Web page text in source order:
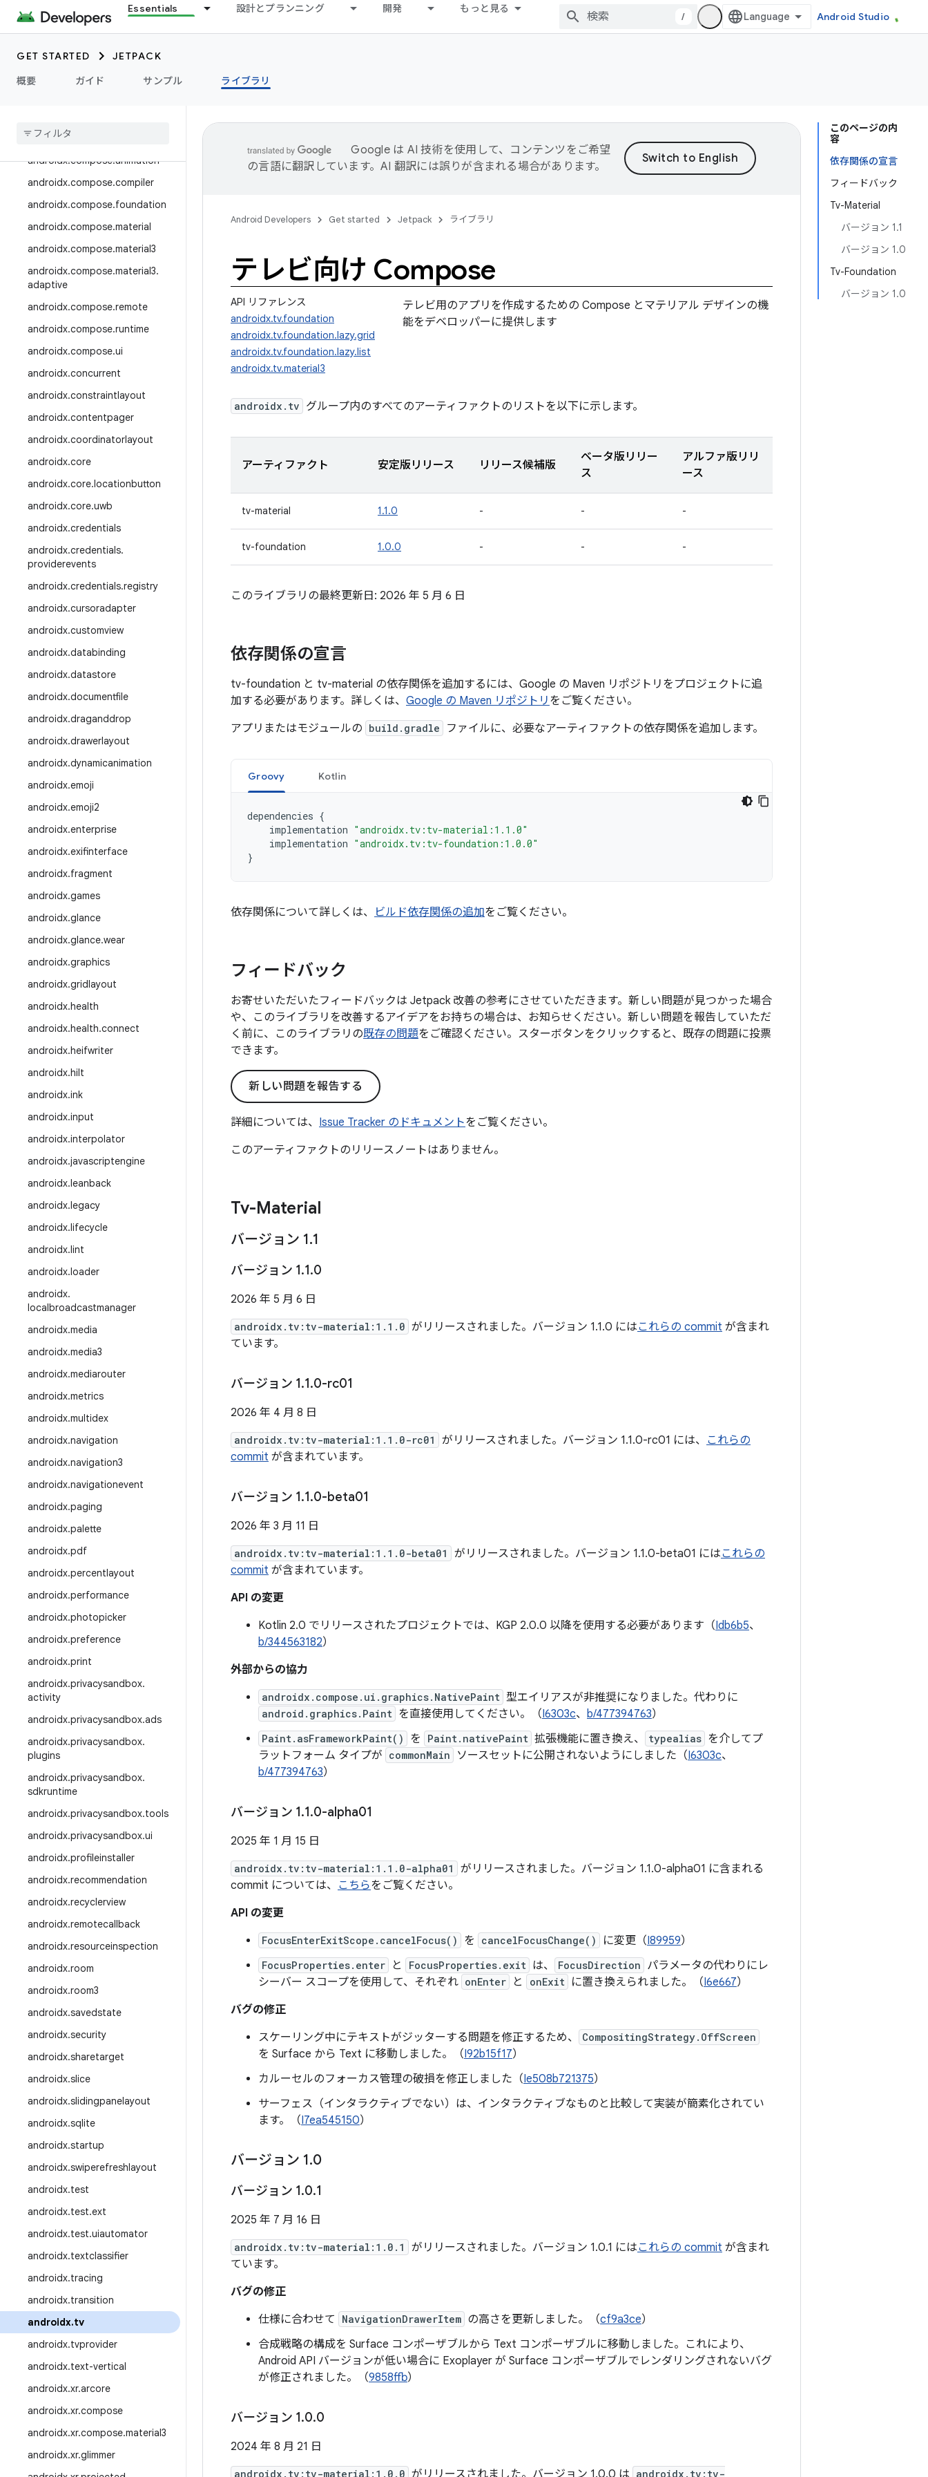
Essentials 設計とプランニング 開発 もっと見る
/ Android Studio
GET STARTED
JETPACK
概要
ガイド サンプル ライブラリ
androidx.camera.media3
androidx.camera.viewfinder
androidx.car
androidx.
androidx.compose.animation
androidx.compose.compiler
androidx.compose.foundation
androidx.compose.material
androidx.compose.material3
androidx.compose.material3.
adaptive
androidx.compose.remote
androidx.compose.runtime
androidx.compose.ui
androidx.concurrent
androidx.constraintlayout
androidx.contentpager
androidx.coordinatorlayout
androidx.core
androidx.core.locationbutton
androidx.core.uwb
androidx.credentials
androidx.credentials.
providerevents
androidx.credentials.registry
androidx.cursoradapter
androidx.customview
androidx.databinding
androidx.datastore
androidx.documentfile
androidx.draganddrop
androidx.drawerlayout
androidx.dynamicanimation
androidx.emoji
androidx.emoji2
androidx.enterprise
androidx.exifinterface
androidx.fragment
androidx.games
androidx.glance
androidx.glance.wear
androidx.graphics
androidx.gridlayout
androidx.health
androidx.health.connect
androidx.heifwriter
androidx.hilt
androidx.ink
androidx.input
androidx.interpolator
androidx.javascriptengine
androidx.leanback
androidx.legacy
androidx.lifecycle
androidx.lint
androidx.loader
androidx.
localbroadcastmanager
androidx.media
androidx.media3
androidx.mediarouter
androidx.metrics
androidx.multidex
androidx.navigation
androidx.navigation3
androidx.navigationevent
androidx.paging
androidx.palette
androidx.pdf
androidx.percentlayout
androidx.performance
androidx.photopicker
androidx.preference
androidx.print
androidx.privacysandbox.
activity
androidx.privacysandbox.ads
androidx.privacysandbox.
plugins
androidx.privacysandbox.
sdkruntime
androidx.privacysandbox.tools
androidx.privacysandbox.ui
androidx.profileinstaller
androidx.recommendation
androidx.recyclerview
androidx.remotecallback
androidx.resourceinspection
androidx.room
androidx.room3
androidx.savedstate
androidx.security
androidx.sharetarget
androidx.slice
androidx.slidingpanelayout
androidx.sqlite
androidx.startup
androidx.swiperefreshlayout
androidx.test
androidx.test.ext
androidx.test.uiautomator
androidx.textclassifier
androidx.tracing
androidx.transition
androidx.tv
androidx.tvprovider
androidx.text-vertical
androidx.xr.arcore
androidx.xr.compose
androidx.xr.compose.material3
androidx.xr.glimmer
このページの内
容
依存関係の宣言
フィードバック
Tv-Material
バージョン 1.1
バージョン 1.0
Tv-Foundation
バージョン 1.0
Google は AI 技術を使用して、コンテンツをご希望
の言語に翻訳しています。AI 翻訳には誤りが含まれる場合があります。
Android Developers Get started Jetpack ライブラリ
テレビ向け Compose
API リファレンス
androidx.tv.foundation
androidx.tv.foundation.lazy.grid
androidx.tv.foundation.lazy.list
androidx.tv.material3
テレビ用のアプリを作成するための Compose とマテリアル デザインの機
能をデベロッパーに提供します
androidx.tv グループ内のすべてのアーティファクトのリストを以下に示します。
アーティファクト 安定版リリース リリース候補版
ベータ版リリー
ス
アルファ版リリ
ース
tv-material 1.1.0 - - -
tv-foundation 1.0.0 - - -
このライブラリの最終更新日: 2026 年 5 月 6 日
依存関係の宣言
tv-foundation と tv-material の依存関係を追加するには、Google の Maven リポジトリをプロジェクトに追
加する必要があります。詳しくは、 Google の Maven リポジトリ をご覧ください。
アプリまたはモジュールの build.gradle ファイルに、必要なアーティファクトの依存関係を追加します。
Groovy Kotlin
dependencies {
implementation "androidx.tv:tv-material:1.1.0"
implementation "androidx.tv:tv-foundation:1.0.0"
}
依存関係について詳しくは、 ビルド依存関係の追加をご覧ください。
フィードバック
お寄せいただいたフィードバックは Jetpack 改善の参考にさせていただきます。新しい問題が見つかった場合
や、このライブラリを改善するアイデアをお持ちの場合は、お知らせください。新しい問題を報告していただ
く前に、このライブラリの既存の問題をご確認ください。スターボタンをクリックすると、既存の問題に投票
できます。
新しい問題を報告する
詳細については、 Issue Tracker のドキュメントをご覧ください。
このアーティファクトのリリースノートはありません。
Tv-Material
バージョン 1.1
バージョン 1.1.0
2026 年 5 月 6 日
androidx.tv:tv-material:1.1.0 がリリースされました。バージョン 1.1.0 にはこれらの commit が含まれ
ています。
バージョン 1.1.0-rc01
2026 年 4 月 8 日
androidx.tv:tv-material:1.1.0-rc01 がリリースされました。バージョン 1.1.0-rc01 には、 これらの
commit が含まれています。
バージョン 1.1.0-beta01
2026 年 3 月 11 日
androidx.tv:tv-material:1.1.0-beta01 がリリースされました。バージョン 1.1.0-beta01 にはこれらの
commit が含まれています。
API の変更
Kotlin 2.0 でリリースされたプロジェクトでは、KGP 2.0.0 以降を使用する必要があります（Idb6b5、
b/344563182）
外部からの協力
androidx.compose.ui.graphics.NativePaint 型エイリアスが非推奨になりました。代わりに
android.graphics.Paint を直接使用してください。（I6303c、 b/477394763）
Paint.asFrameworkPaint() を Paint.nativePaint 拡張機能に置き換え、 typealias を介してプ
ラットフォーム タイプが commonMain ソースセットに公開されないようにしました（I6303c、
b/477394763）
バージョン 1.1.0-alpha01
2025 年 1 月 15 日
androidx.tv:tv-material:1.1.0-alpha01
がリリースされました。バージョン 1.1.0-alpha01 に含まれる
commit については、 こちらをご覧ください。
API の変更
FocusEnterExitScope.cancelFocus() を cancelFocusChange() に変更（I89959）
FocusProperties.enter と FocusProperties.exit は、 FocusDirection パラメータの代わりにレ
シーバー スコープを使用して、それぞれ onEnter と onExit に置き換えられました。（I6e667）
バグの修正
スケーリング中にテキストがジッターする問題を修正するため、
CompositingStrategy.OffScreen
を Surface から Text に移動しました。（I92b15f17）
カルーセルのフォーカス管理の破損を修正しました（Ie508b721375）
サーフェス（インタラクティブでない）は、インタラクティブなものと比較して実装が簡素化されてい
ます。（I7ea545150）
バージョン 1.0
バージョン 1.0.1
2025 年 7 月 16 日
androidx.tv:tv-material:1.0.1 がリリースされました。バージョン 1.0.1 にはこれらの commit が含まれ
ています。
バグの修正
仕様に合わせて
NavigationDrawerItem の高さを更新しました。（cf9a3ce）
合成戦略の構成を Surface コンポーザブルから Text コンポーザブルに移動しました。これにより、
Android API バージョンが低い場合に Exoplayer が Surface コンポーザブルでレンダリングされないバグ
が修正されました。（9858ffb）
バージョン 1.0.0
2024 年 8 月 21 日
androidx.tv:tv-material:1.0.0 がリリースされました。バージョン 1.0.0 は androidx.tv:tv-